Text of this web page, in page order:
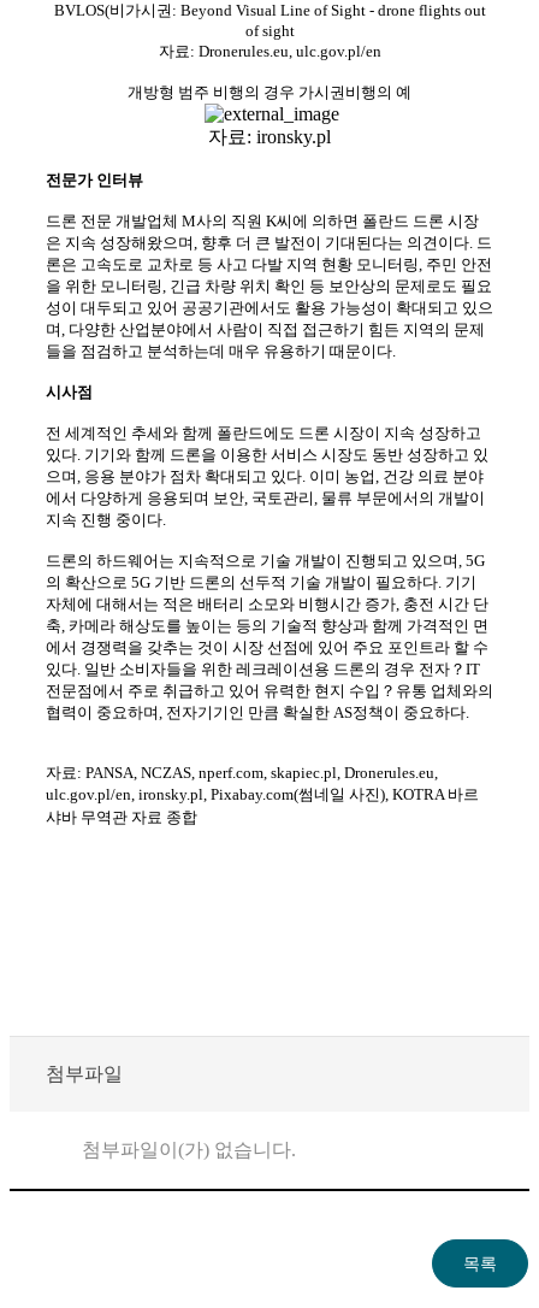
BVLOS(비가시권: Beyond Visual Line of Sight - drone flights out
of sight
자료: Dronerules.eu, ulc.gov.pl/en
개방형 범주 비행의 경우 가시권비행의 예
자료: ironsky.pl
전문가 인터뷰
드론 전문 개발업체 M사의 직원 K씨에 의하면 폴란드 드론 시장
은 지속 성장해왔으며, 향후 더 큰 발전이 기대된다는 의견이다. 드
론은 고속도로 교차로 등 사고 다발 지역 현황 모니터링, 주민 안전
을 위한 모니터링, 긴급 차량 위치 확인 등 보안상의 문제로도 필요
성이 대두되고 있어 공공기관에서도 활용 가능성이 확대되고 있으
며, 다양한 산업분야에서 사람이 직접 접근하기 힘든 지역의 문제
들을 점검하고 분석하는데 매우 유용하기 때문이다.
시사점
전 세계적인 추세와 함께 폴란드에도 드론 시장이 지속 성장하고
있다. 기기와 함께 드론을 이용한 서비스 시장도 동반 성장하고 있
으며, 응용 분야가 점차 확대되고 있다. 이미 농업, 건강 의료 분야
에서 다양하게 응용되며 보안, 국토관리, 물류 부문에서의 개발이
지속 진행 중이다.
드론의 하드웨어는 지속적으로 기술 개발이 진행되고 있으며, 5G
의 확산으로 5G 기반 드론의 선두적 기술 개발이 필요하다. 기기
자체에 대해서는 적은 배터리 소모와 비행시간 증가, 충전 시간 단
축, 카메라 해상도를 높이는 등의 기술적 향상과 함께 가격적인 면
에서 경쟁력을 갖추는 것이 시장 선점에 있어 주요 포인트라 할 수
있다. 일반 소비자들을 위한 레크레이션용 드론의 경우 전자 ？ IT
전문점에서 주로 취급하고 있어 유력한 현지 수입 ？ 유통 업체와의
협력이 중요하며, 전자기기인 만큼 확실한 AS정책이 중요하다.
자료: PANSA, NCZAS, nperf.com, skapiec.pl, Dronerules.eu,
ulc.gov.pl/en, ironsky.pl, Pixabay.com(썸네일 사진), KOTRA 바르
샤바 무역관 자료 종합
첨부파일
첨부파일이(가) 없습니다.